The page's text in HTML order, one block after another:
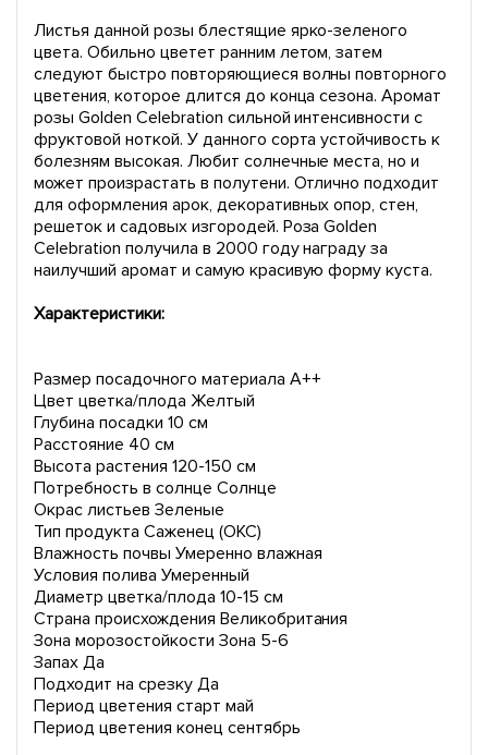
Листья данной розы блестящие ярко-зеленого
цвета. Обильно цветет ранним летом, затем
следуют быстро повторяющиеся волны повторного
цветения, которое длится до конца сезона. Аромат
розы Golden Celebration сильной интенсивности с
фруктовой ноткой. У данного сорта устойчивость к
болезням высокая. Любит солнечные места, но и
может произрастать в полутени. Отлично подходит
для оформления арок, декоративных опор, стен,
решеток и садовых изгородей. Роза Golden
Celebration получила в 2000 году награду за
наилучший аромат и самую красивую форму куста.
Характеристики:
Размер посадочного материала А++
Цвет цветка/плода Желтый
Глубина посадки 10 см
Расстояние 40 см
Высота растения 120-150 см
Потребность в солнце Солнце
Окрас листьев Зеленые
Тип продукта Саженец (ОКС)
Влажность почвы Умеренно влажная
Условия полива Умеренный
Диаметр цветка/плода 10-15 см
Страна происхождения Великобритания
Зона морозостойкости Зона 5-6
Запах Да
Подходит на срезку Да
Период цветения старт май
Период цветения конец сентябрь